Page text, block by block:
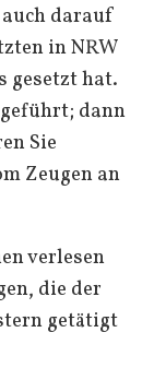
auch darauf
in NRW
gesetzt hat.
dann
Sie
Zeugen an
verlesen
die der
getätigt